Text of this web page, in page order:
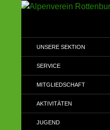
(DAV)
UNSERE SEKTION
SERVICE
MITGLIEDSCHAFT
AKTIVITÄTEN
JUGEND